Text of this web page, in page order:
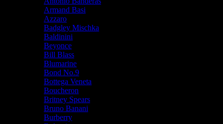
Armand Basi
Azzaro
Badgley Mischka
Baldinini
Beyonce
Bill Blass
Blumarine
Bond No.9
Bottega Veneta
Boucheron
Britney Spears
Bruno Banani
Burberry